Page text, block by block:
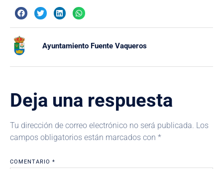
Ayuntamiento Fuente Vaqueros
Deja una respuesta
Tu dirección de correo electrónico no será publicada. Los
campos obligatorios están marcados con *
COMENTARIO *